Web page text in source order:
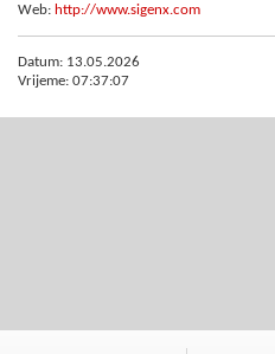
Web: http://www.sigenx.com
Datum: 13.05.2026
Vrijeme: 07:37:07